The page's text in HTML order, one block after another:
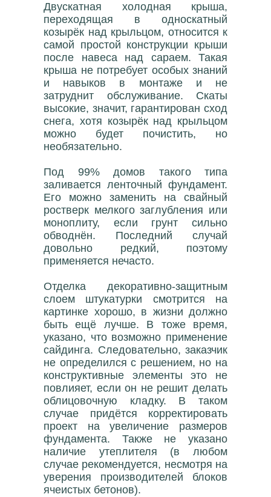
Двускатная холодная крыша,
переходящая в односкатный
козырёк над крыльцом, относится к
самой простой конструкции крыши
после навеса над сараем. Такая
крыша не потребует особых знаний
и навыков в монтаже и не
затруднит обслуживание. Скаты
высокие, значит, гарантирован сход
снега, хотя козырёк над крыльцом
можно будет почистить, но
необязательно.
Под 99% домов такого типа
заливается ленточный фундамент.
Его можно заменить на свайный
ростверк мелкого заглубления или
моноплиту, если грунт сильно
обводнён. Последний случай
довольно редкий, поэтому
применяется нечасто.
Отделка декоративно-защитным
слоем штукатурки смотрится на
картинке хорошо, в жизни должно
быть ещё лучше. В тоже время,
указано, что возможно применение
сайдинга. Следовательно, заказчик
не определился с решением, но на
конструктивные элементы это не
повлияет, если он не решит делать
облицовочную кладку. В таком
случае придётся корректировать
проект на увеличение размеров
фундамента. Также не указано
наличие утеплителя (в любом
случае рекомендуется, несмотря на
уверения производителей блоков
ячеистых бетонов).